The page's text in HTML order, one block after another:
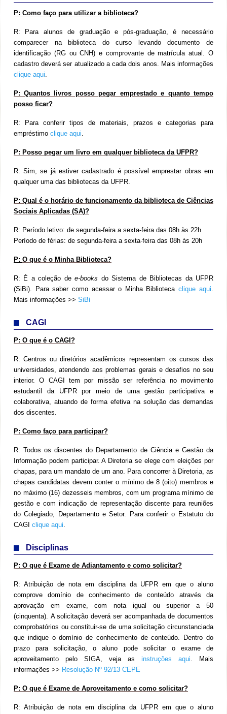
P: Como faço para utilizar a biblioteca?
R:
Para alunos de graduação e pós-graduação, é necessário
comparecer na biblioteca do curso levando documento de
identificação (RG ou CNH) e comprovante de matrícula atual. O
cadastro deverá ser atualizado a cada dois anos. Mais informações
clique aqui
P: Quantos livros posso pegar emprestado e quanto tempo
posso ficar?
R:
Para conferir tipos de materiais, prazos e categorias para
empréstimo clique aqui
P: Posso pegar um livro em qualquer biblioteca da UFPR?
R: Sim, se já estiver cadastrado é possível emprestar obras em
qualquer uma das bibliotecas da UFPR.
P: Qual é o horário de funcionamento da biblioteca de Ciências
Sociais Aplicadas (SA)?
R: Período letivo: de segunda-feira a sexta-feira das 08h às 22h
Período de férias: de segunda-feira a sexta-feira das 08h às 20h
P: O que é o Minha Biblioteca?
R: É a coleção de e-books do Sistema de Bibliotecas da UFPR
(SiBi). Para saber como acessar o Minha Biblioteca clique aqui
Mais informações >> SiBi
CAGI
P: O que é o CAGI?
R: Centros ou diretórios acadêmicos representam os cursos das
universidades, atendendo aos problemas gerais e desafios no seu
interior. O CAGI tem por missão ser referência no movimento
estudantil da UFPR por meio de uma gestão participativa e
colaborativa, atuando de forma efetiva na solução das demandas
dos discentes.
P: Como faço para participar?
R: Todos os discentes do Departamento de Ciência e Gestão da
Informação podem participar. A Diretoria se elege com eleições por
chapas, para um mandato de um ano.
Para concorrer à Diretoria, as
chapas candidatas devem conter o mínimo de 8 (oito) membros e
no máximo (16) dezesseis membros, com um programa mínimo de
gestão e com indicação de representação discente para reuniões
do Colegiado, Departamento e Setor. Para conferir o Estatuto do
CAGI clique aqui
Disciplinas
P: O que é Exame de Adiantamento e como solicitar?
R: Atribuição de nota em disciplina da UFPR em que o aluno
comprove domínio de conhecimento de conteúdo através da
aprovação em exame, com nota igual ou superior a 50
(cinquenta). A solicitação deverá ser acompanhada de documentos
comprobatórios ou constituir-se de uma solicitação circunstanciada
que indique o domínio de conhecimento de conteúdo.
Dentro do
prazo para solicitação, o aluno pode solicitar o exame de
aproveitamento pelo SIGA, veja as instruções aqui . Mais
informações >> Resolução Nº 92/13 CEPE
P: O que é Exame de Aproveitamento e como solicitar?
R: Atribuição de nota em disciplina da UFPR em que o aluno